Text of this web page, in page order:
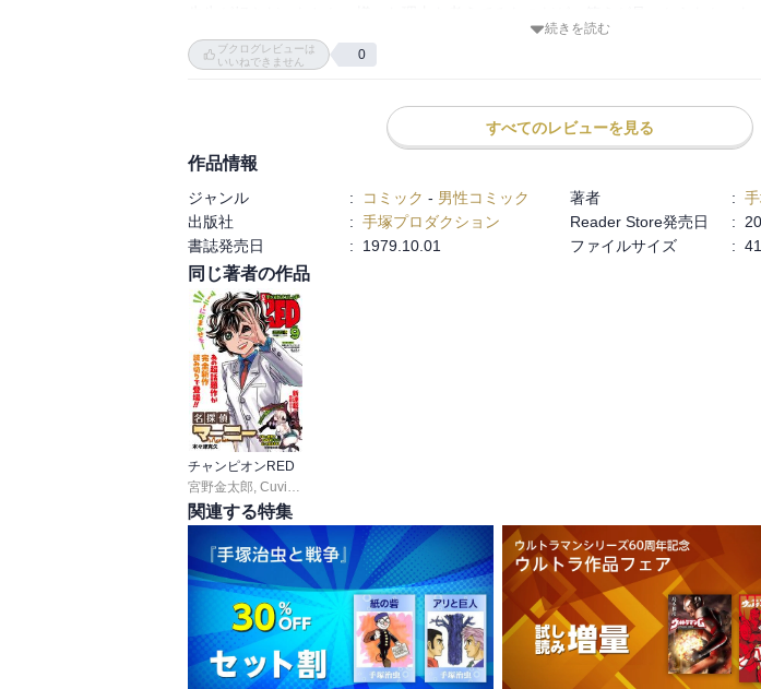
のトリトン』のストーリーを読んでみようと云うコトに。
続きを読む
ブクログレビューは
いいねできません
0
すべてのレビューを見る
作品情報
ジャンル : コミック - 男性コミック 著者 :
出版社
: 手塚プロダクション Reader Store発売日 :
書誌発売日
: 1979.10.01 ファイルサイズ :
同じ著者の作品
チャンピオンRED
宮野金太郎 Cuvie
関連する特集